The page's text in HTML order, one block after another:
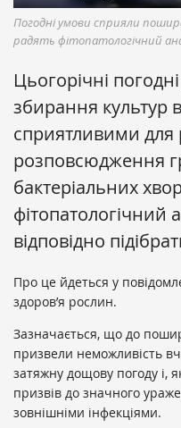
Погодні умови сприяли
радять фітопатологічний
Цьогорічні
збирання культур
сприятливими для
розповсюдження
бактеріальних
фітопатологічний
відповідно
Про це йдеться у
здоров’я рослин.
Зазначається, що до
призвели неможливість
затяжну дощову погоду і,
призвів до значного
зовнішніми інфекціями.